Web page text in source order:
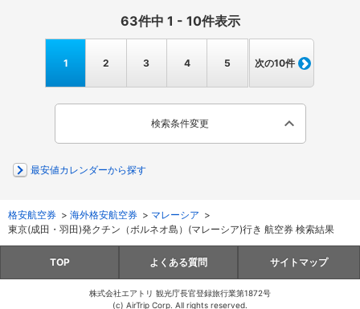
63件中 1 - 10件表示
1 2 3 4 5 次の10件
検索条件変更
最安値カレンダーから探す
格安航空券 > 海外格安航空券 > マレーシア >
東京(成田・羽田)発クチン（ボルネオ島）(マレーシア)行き 航空券 検索結果
TOP よくある質問 サイトマップ
株式会社エアトリ 観光庁長官登録旅行業第1872号
(c) AirTrip Corp. All rights reserved.